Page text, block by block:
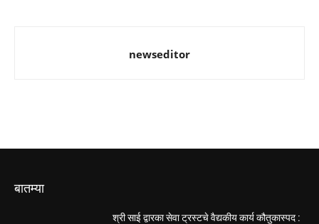
newseditor
बातम्या
श्री साई द्वारका सेवा ट्रस्टचे वैद्यकीय कार्य कौतुकास्पद :